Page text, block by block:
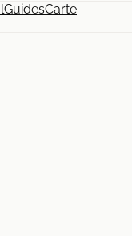
GuidesCarte